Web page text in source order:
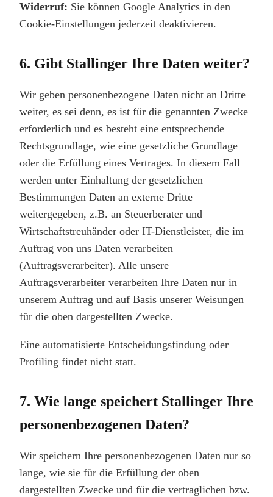
Widerruf: Sie können Google Analytics in den
Cookie-Einstellungen jederzeit deaktivieren.
6. Gibt Stallinger Ihre Daten weiter?
Wir geben personenbezogene Daten nicht an Dritte
weiter, es sei denn, es ist für die genannten Zwecke
erforderlich und es besteht eine entsprechende
Rechtsgrundlage, wie eine gesetzliche Grundlage
oder die Erfüllung eines Vertrages. In diesem Fall
werden unter Einhaltung der gesetzlichen
Bestimmungen Daten an externe Dritte
weitergegeben, z.B. an Steuerberater und
Wirtschaftstreuhänder oder IT-Dienstleister, die im
Auftrag von uns Daten verarbeiten
(Auftragsverarbeiter). Alle unsere
Auftragsverarbeiter verarbeiten Ihre Daten nur in
unserem Auftrag und auf Basis unserer Weisungen
für die oben dargestellten Zwecke.
Eine automatisierte Entscheidungsfindung oder
Profiling findet nicht statt.
7. Wie lange speichert Stallinger Ihre
personenbezogenen Daten?
Wir speichern Ihre personenbezogenen Daten nur so
lange, wie sie für die Erfüllung der oben
dargestellten Zwecke und für die vertraglichen bzw.